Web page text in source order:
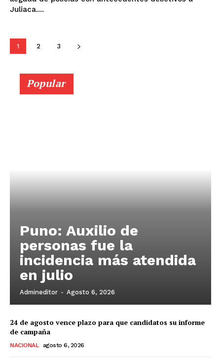
Nosotros
Juliaca....
1 2 3
Popular
Puno: Auxilio de
personas fue la
incidencia más atendida
en julio
Admineditor - Agosto 6, 2026
24 de agosto vence plazo para que candidatos su informe
de campaña
NACIONAL agosto 6, 2026